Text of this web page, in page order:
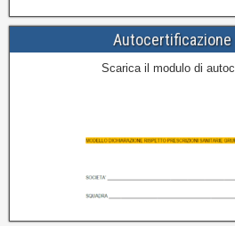
Autocertificazione
Scarica il modulo di